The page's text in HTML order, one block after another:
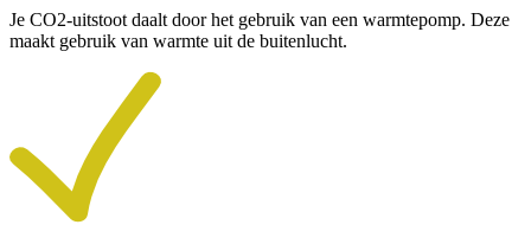
Je CO2-uitstoot daalt door het gebruik van een warmtepomp. Deze
maakt gebruik van warmte uit de buitenlucht.